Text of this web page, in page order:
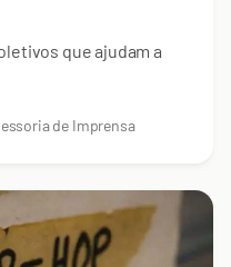
que ajudam a
de Imprensa